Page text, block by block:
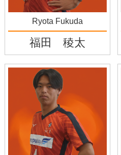
Ryota Fukuda
福田 稜太